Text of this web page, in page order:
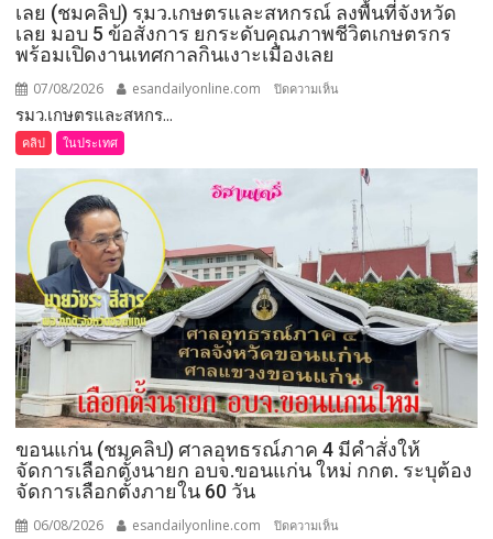
เลย (ชมคลิป) รมว.เกษตรและสหกรณ์ ลงพื้นที่จังหวัด
เลย มอบ 5 ข้อสั่งการ ยกระดับคุณภาพชีวิตเกษตรกร
พร้อมเปิดงานเทศกาลกินเงาะเมืองเลย
07/08/2026 esandailyonline.com ปิดความเห็น
รมว.เกษตร
และ
สหกรณ์
ลงพื้น
ที่
จังหวัด
เลย
มอบ
5
ข้อ
สั่ง
การ
ยก
รมว.เกษตรและสหกร...
คลิป ในประเทศ
ขอนแก่น (ชมคลิป) ศาลอุทธรณ์ภาค 4 มีคำสั่งให้
จัดการเลือกตั้งนายก อบจ.ขอนแก่น ใหม่ กกต. ระบุต้อง
จัดการเลือกตั้งภายใน 60 วัน
06/08/2026 esandailyonline.com ปิดความเห็น